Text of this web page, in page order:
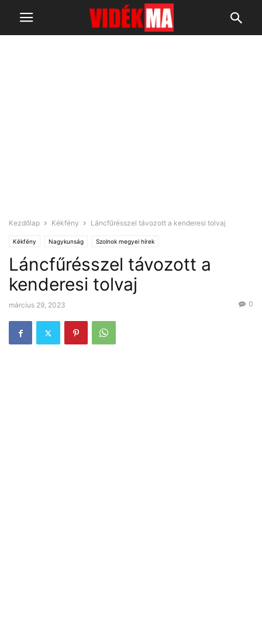
Kezdőlap Kékfény Láncfűrésszel távozott a kenderesi tolvaj
Kékfény Nagykunság Szolnok megyei hírek
Láncfűrésszel távozott a
kenderesi tolvaj
március 29, 2023 0